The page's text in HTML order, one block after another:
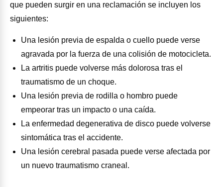
que pueden surgir en una reclamación se incluyen los
siguientes:
Una lesión previa de espalda o cuello puede verse
agravada por la fuerza de una colisión de motocicleta.
La artritis puede volverse más dolorosa tras el
traumatismo de un choque.
Una lesión previa de rodilla o hombro puede
empeorar tras un impacto o una caída.
La enfermedad degenerativa de disco puede volverse
sintomática tras el accidente.
Una lesión cerebral pasada puede verse afectada por
un nuevo traumatismo craneal.